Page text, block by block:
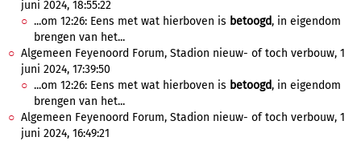
juni 2024, 18:55:22
...om 12:26: Eens met wat hierboven is betoogd, in eigendom
brengen van het...
Algemeen Feyenoord Forum, Stadion nieuw- of toch verbouw, 1
juni 2024, 17:39:50
...om 12:26: Eens met wat hierboven is betoogd, in eigendom
brengen van het...
Algemeen Feyenoord Forum, Stadion nieuw- of toch verbouw, 1
juni 2024, 16:49:21